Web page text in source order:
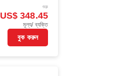
শুরু
US$ 348.45
মূল্য/ ব্যক্তি
বুক করুন